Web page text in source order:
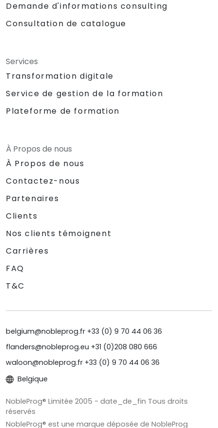
Demande d'informations consulting
Consultation de catalogue
Services
Transformation digitale
Service de gestion de la formation
Plateforme de formation
À Propos de nous
À Propos de nous
Contactez-nous
Partenaires
Clients
Nos clients témoignent
Carrières
FAQ
T&C
belgium@nobleprog.fr +33 (0) 9 70 44 06 36
flanders@nobleprog.eu +31 (0)208 080 666
waloon@nobleprog.fr +33 (0) 9 70 44 06 36
Belgique
NobleProg® Limitée 2005 - date_de_fin Tous droits
réservés
NobleProg® est une marque déposée de NobleProg